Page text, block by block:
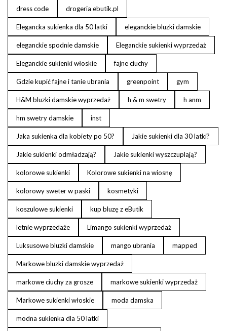
dress code drogeria ebutik.pl
Elegancka sukienka dla 50 latki eleganckie bluzki damskie
eleganckie spodnie damskie Eleganckie sukienki wyprzedaż
Eleganckie sukienki włoskie fajne ciuchy
Gdzie kupić fajne i tanie ubrania greenpoint gym
H&M bluzki damskie wyprzedaż h & m swetry h anm
hm swetry damskie inst
Jaka sukienka dla kobiety po 50? Jakie sukienki dla 30 latki?
Jakie sukienki odmładzają? Jakie sukienki wyszczuplają?
kolorowe sukienki Kolorowe sukienki na wiosnę
kolorowy sweter w paski kosmetyki
koszulowe sukienki kup bluzę z eButik
letnie wyprzedaże Limango sukienki wyprzedaż
Luksusowe bluzki damskie mango ubrania mapped
Markowe bluzki damskie wyprzedaż
markowe ciuchy za grosze markowe sukienki wyprzedaż
Markowe sukienki włoskie moda damska
modna sukienka dla 50 latki